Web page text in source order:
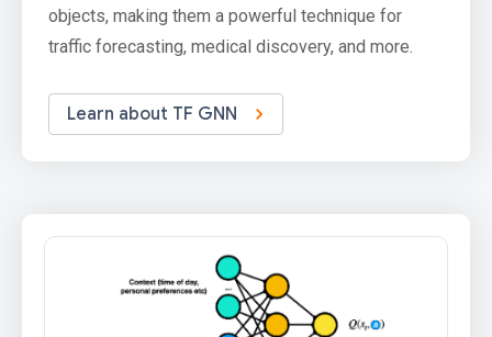
objects, making them a powerful technique for
traffic forecasting, medical discovery, and more.
Learn about TF GNN